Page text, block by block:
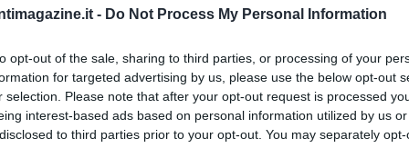
- Do Not Process My Personal Information
opt-out of the sale, sharing to third parties, or processing of your
for targeted advertising by us, please use the below opt-out
selection. Please note that after your opt-out request is processed
interest-based ads based on personal information utilized by us
to third parties prior to your opt-out. You may separately
del mondo
in modo indipendente senza alcun modo di
una tale funzionalità aiuterebbe gli utenti e gli
presenti su diversi blockchain garantendo al
passi da gigante per renderlo realtà grazie